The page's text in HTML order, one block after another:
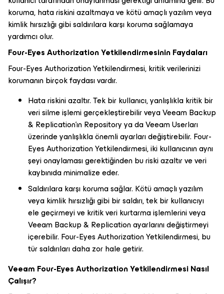
koruma, hata riskini azaltmaya ve kötü amaçlı yazılım veya
kimlik hırsızlığı gibi saldırılara karşı koruma sağlamaya
yardımcı olur.
Four-Eyes Authorization Yetkilendirmesinin Faydaları
Four-Eyes Authorization Yetkilendirmesi, kritik verilerinizi
korumanın birçok faydası vardır.
Hata riskini azaltır. Tek bir kullanıcı, yanlışlıkla kritik bir
veri silme işlemi gerçekleştirebilir veya Veeam Backup
& Replication’ın Repository ya da Veeam Userları
üzerinde yanlışlıkla önemli ayarları değiştirebilir. Four-
Eyes Authorization Yetkilendirmesi, iki kullanıcının aynı
şeyi onaylaması gerektiğinden bu riski azaltır ve veri
kaybınıda minimalize eder.
Saldırılara karşı koruma sağlar. Kötü amaçlı yazılım
veya kimlik hırsızlığı gibi bir saldırı, tek bir kullanıcıyı
ele geçirmeyi ve kritik veri kurtarma işlemlerini veya
Veeam Backup & Replication ayarlarını değiştirmeyi
içerebilir. Four-Eyes Authorization Yetkilendirmesi, bu
tür saldırıları daha zor hale getirir.
Veeam Four-Eyes Authorization Yetkilendirmesi Nasıl
Çalışır?